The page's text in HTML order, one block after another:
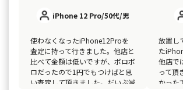
iPhone 12 Pro/50代/男
使わなくなったiPhone12Proを
査定に持って行きました。他店と
比べて金額は低いですが、ボロボ
ロだったので1円でもつけばと思
い査定して頂きました。だいぶ減
放置し
た
他店で
って頂
かった